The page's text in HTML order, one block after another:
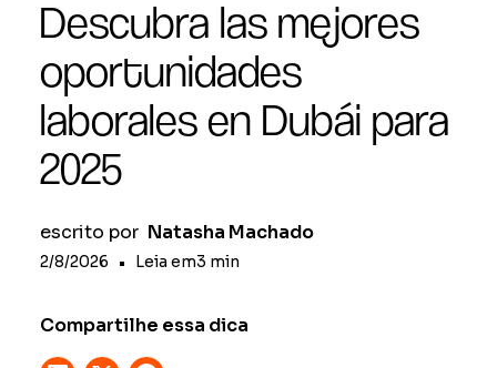
Descubra las mejores
oportunidades
laborales en Dubái para
2025
escrito por Natasha Machado
2/8/2026 • Leia em3 min
Compartilhe essa dica